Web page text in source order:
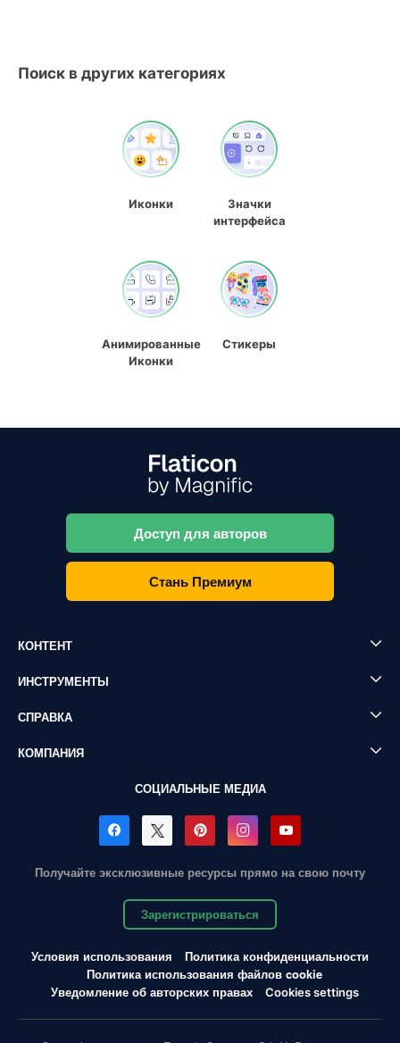
Поиск в других категориях
Иконки
Значки
интерфейса
Анимированные
Иконки
Стикеры
Доступ для авторов
Стань Премиум
КОНТЕНТ
ИНСТРУМЕНТЫ
СПРАВКА
КОМПАНИЯ
СОЦИАЛЬНЫЕ МЕДИА
Получайте эксклюзивные ресурсы прямо на свою почту
Зарегистрироваться
Условия использования
Политика конфиденциальности
Политика использования файлов cookie
Уведомление об авторских правах
Cookies settings